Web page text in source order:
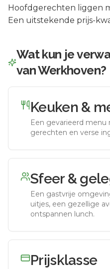
Hoofdgerechten liggen
Een uitstekende prijs-
Wat kun je
van Werkhoven?
Keuken &
Een gevarieerd
gerechten en verse
Sfeer &
Een gastvrije
uitjes, een gezellige
ontspannen lunch.
Prijsklasse